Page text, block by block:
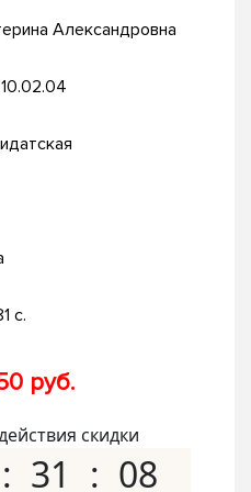
Александровна
10.02.04
с.
руб.
скидки
31 07